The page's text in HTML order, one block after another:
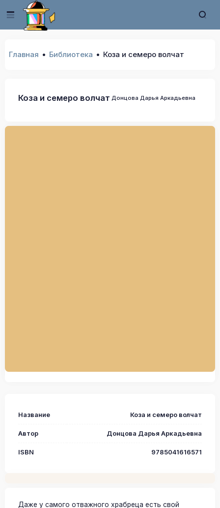
Главная Библиотека Коза и семеро волчат
Коза и семеро волчат Донцова Дарья Аркадьевна
Название Коза и семеро волчат
Автор Донцова Дарья Аркадьевна
ISBN 9785041616571
Даже у самого отважного храбреца есть свой